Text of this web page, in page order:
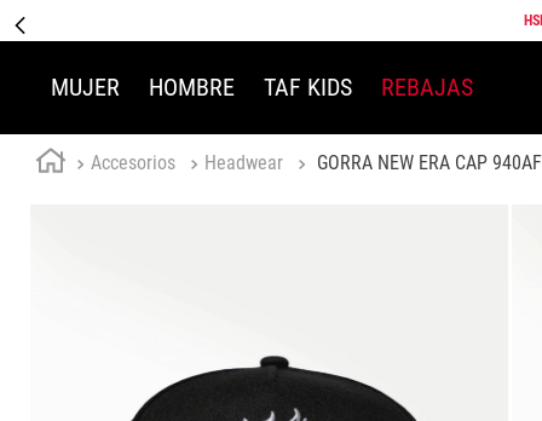
MUJER HOMBRE TAF KIDS REBAJAS
Accesorios Headwear GORRA NEW ERA CAP